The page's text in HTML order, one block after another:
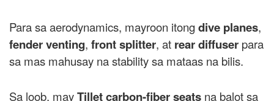
Para sa aerodynamics, mayroon itongdive planes,
fender venting, front splitter, at rear diffuser para
sa mas mahusay na stability sa mataas na bilis.
Sa loob, mayTillet carbon-fiber seats na balot sa